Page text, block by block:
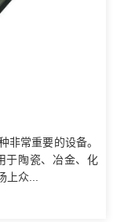
非常重要的设备。
于陶瓷、冶金、化
上众...